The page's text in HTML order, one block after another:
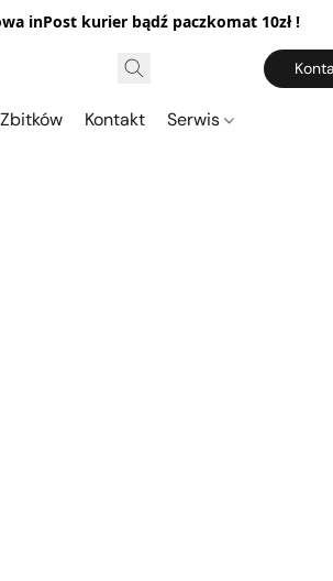
inPost kurier bądź paczkomat 10zł !
Kontakt Serwis